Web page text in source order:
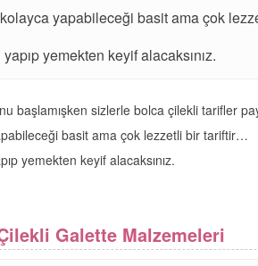
yapabileceği basit ama çok
yemekten keyif alacaksınız.
başlamışken sizlerle bolca çilekli tarifler
basit ama çok lezzetli bir tariftir…
yemekten keyif alacaksınız.
Galette Malzemeleri